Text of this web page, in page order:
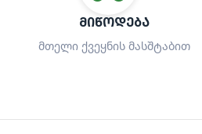
ᲛᲘᲬᲝᲓᲔᲑᲐ
მთელი ქვეყნის მასშტაბით